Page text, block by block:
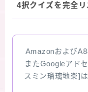
4択クイズを完全
AmazonおよびA8
またGoogleアド
スミン瑠璃地楽]